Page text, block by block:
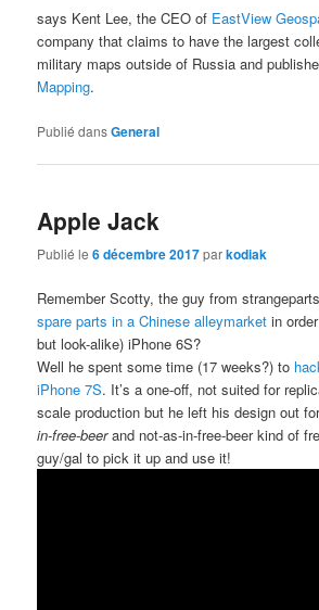
says Kent Lee, the CEO of EastView
company that claims to have the largest
military maps outside of Russia and
Mapping.
Publié dansGeneral
Apple Jack
Publié le6 décembre 2017parkodiak
Remember Scotty, the guy from
spare parts in a Chinese alleymarket in
but look-alike) iPhone 6S?
Well he spent some time (17 weeks?) to
iPhone 7S. It’s a one-off, not suited for
scale production but he left his design out
in-free-beerand not-as-in-free-beer kind of
guy/gal to pick it up and use it!